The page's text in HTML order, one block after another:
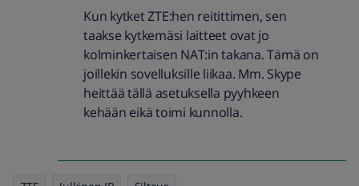
Kun kytket ZTE:hen reitittimen, sen
taakse kytkemäsi laitteet ovat jo
kolminkertaisen NAT:in takana. Tämä on
joillekin sovelluksille liikaa. Mm. Skype
heittää tällä asetuksella pyyhkeen
kehään eikä toimi kunnolla.